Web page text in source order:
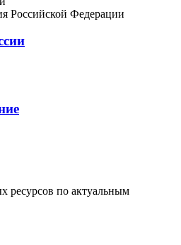
Российской Федерации
ресурсов по актуальным